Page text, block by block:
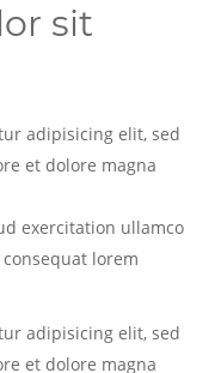
sit
adipisicing elit, sed
et dolore magna
exercitation ullamco
lorem
adipisicing elit, sed
et dolore magna